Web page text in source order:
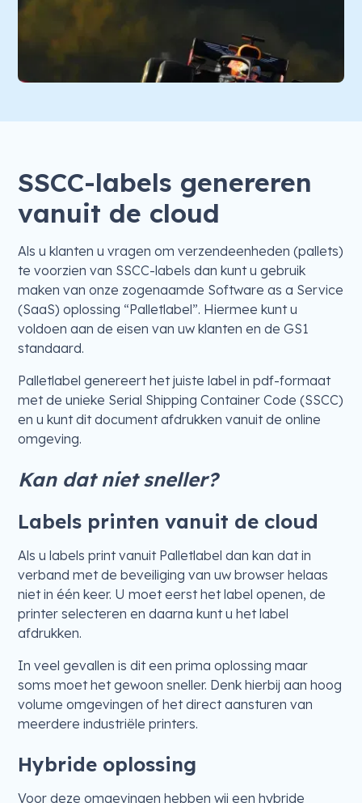
SSCC-labels genereren
vanuit de cloud
Als u klanten u vragen om verzendeenheden (pallets)
te voorzien van SSCC-labels dan kunt u gebruik
maken van onze zogenaamde Software as a Service
(SaaS) oplossing “Palletlabel”. Hiermee kunt u
voldoen aan de eisen van uw klanten en de GS1
standaard.
Palletlabel genereert het juiste label in pdf-formaat
met de unieke Serial Shipping Container Code (SSCC)
en u kunt dit document afdrukken vanuit de online
omgeving.
Kan dat niet sneller?
Labels printen vanuit de cloud
Als u labels print vanuit Palletlabel dan kan dat in
verband met de beveiliging van uw browser helaas
niet in één keer. U moet eerst het label openen, de
printer selecteren en daarna kunt u het label
afdrukken.
In veel gevallen is dit een prima oplossing maar
soms moet het gewoon sneller. Denk hierbij aan hoog
volume omgevingen of het direct aansturen van
meerdere industriële printers.
Hybride oplossing
Voor deze omgevingen hebben wij een hybride